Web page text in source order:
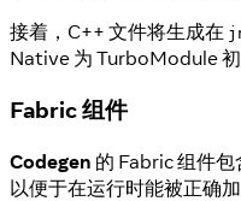
接着，C++ 文件将生成在
Native 为 TurboModule
Fabric 组件
Codegen 的 Fabric 组件包
以便于在运行时能被正确